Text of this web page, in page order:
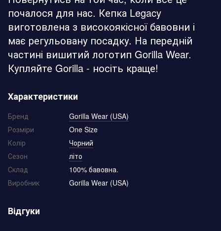
почалося для нас. Кепка Legacy
виготовлена з високоякісної бавовни і
має регульовану посадку. На передній
частині вишитий логотип Gorilla Wear.
Купляйте Gorilla - носіть краще!
Характеристики
Бренд
Gorilla Wear (USA)
Розміри
One Size
Колір
Чорний
Сезон
літо
Склад
100% бавовна.
Виробник
Gorilla Wear (USA)
Відгуки